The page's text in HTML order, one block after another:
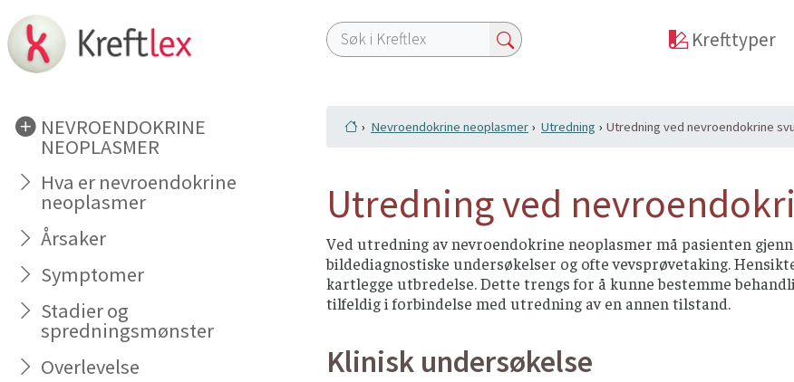
NEVROENDOKRINE
NEOPLASMER
Hva er nevroendokrine
neoplasmer
Årsaker
Symptomer
Stadier og
spredningsmønster
Overlevelse
Krefttyper
Nevroendokrine neoplasmer Utredning Utredning ved nevroendokrine
Utredning ved
Ved utredning av nevroendokrine neoplasmer må pasienten
bildediagnostiske undersøkelser og ofte vevsprøvetaking.
kartlegge utbredelse. Dette trengs for å kunne bestemme
tilfeldig i forbindelse med utredning av en annen tilstand.
Klinisk undersøkelse